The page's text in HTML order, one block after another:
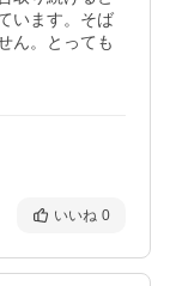
います。そば
ん。とっても
いいね 0